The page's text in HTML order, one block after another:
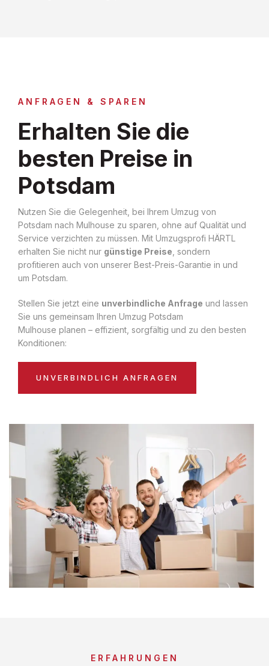
ANFRAGEN & SPAREN
Erhalten Sie die
besten Preise in
Potsdam
Nutzen Sie die Gelegenheit, bei Ihrem Umzug von
Potsdam nach Mulhouse zu sparen, ohne auf Qualität und
Service verzichten zu müssen. Mit Umzugsprofi HÄRTL
erhalten Sie nicht nur günstige Preise , sondern
profitieren auch von unserer Best-Preis-Garantie in und
um Potsdam.
Stellen Sie jetzt eine unverbindliche Anfrage und lassen
Sie uns gemeinsam Ihren Umzug Potsdam
Mulhouse planen – effizient, sorgfältig und zu den besten
Konditionen:
UNVERBINDLICH ANFRAGEN
ERFAHRUNGEN